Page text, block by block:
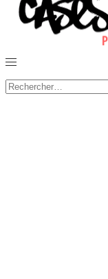
Ouvrir/fermer
le
menu
Rechercher :